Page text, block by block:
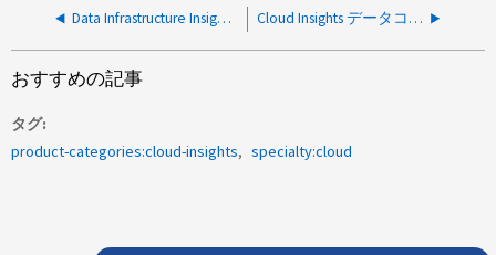
Data Infrastructure InsightsのAcquisition Unitに「Heartbeat failed」のステータスが表示される Cloud Insights データコレクタのポーリングエラーは、 Acquisition Unit を再インストールしたあとにパスワードを復号化できないことを示しています
おすすめの記事
タグ
product-categories:cloud-insights
specialty:cloud